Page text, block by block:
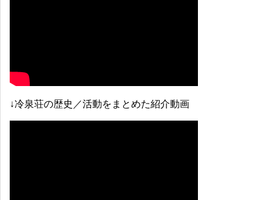
↓冷泉荘の歴史／活動をまとめた紹介動画